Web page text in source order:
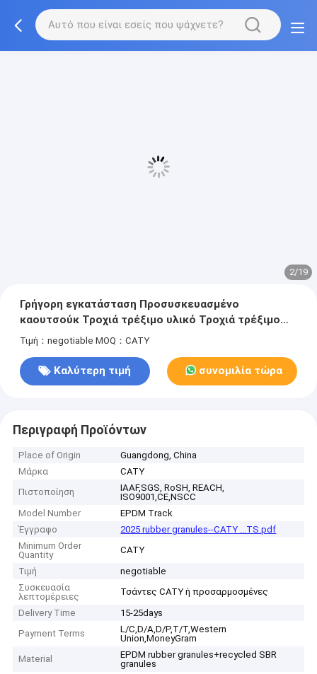
2/19
Γρήγορη εγκατάσταση Προσυσκευασμένο
καουτσούκ Τροχιά τρέξιμο υλικό Τροχιά τρέξιμο
Χρωματισμένα κόκκια καουτσούκ
Τιμή：negotiable MOQ：CATY
Καλύτερη τιμή συνομιλία τώρα
Περιγραφή Προϊόντων
Place of Origin
Guangdong, China
Μάρκα
CATY
Πιστοποίηση
IAAF,SGS, RoSH, REACH,
ISO9001,CE,NSCC
Model Number
EPDM Track
Έγγραφο
2025 rubber granules--CATY ...TS.pdf
Minimum Order
Quantity
CATY
Τιμή
negotiable
Συσκευασία
λεπτομέρειες
Τσάντες CATY ή προσαρμοσμένες
Delivery Time
15-25days
Payment Terms
L/C,D/A,D/P,T/T,Western
Union,MoneyGram
Material
EPDM rubber granules+recycled SBR
granules